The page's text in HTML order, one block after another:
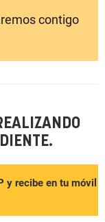
contigo
y recibe en tu móvil